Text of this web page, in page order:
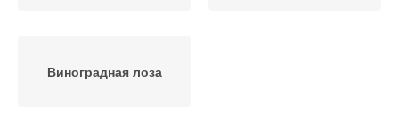
Виноградная лоза